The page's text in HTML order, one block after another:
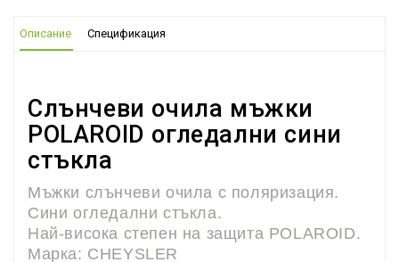
Описание Спецификация
Слънчеви очила мъжки
POLAROID огледални сини
стъкла
Мъжки слънчеви очила с поляризация.
Сини огледални стъкла.
Най-висока степен на защита POLAROID.
Марка: CHEYSLER